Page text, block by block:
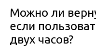
Можно ли
если
двух часов?